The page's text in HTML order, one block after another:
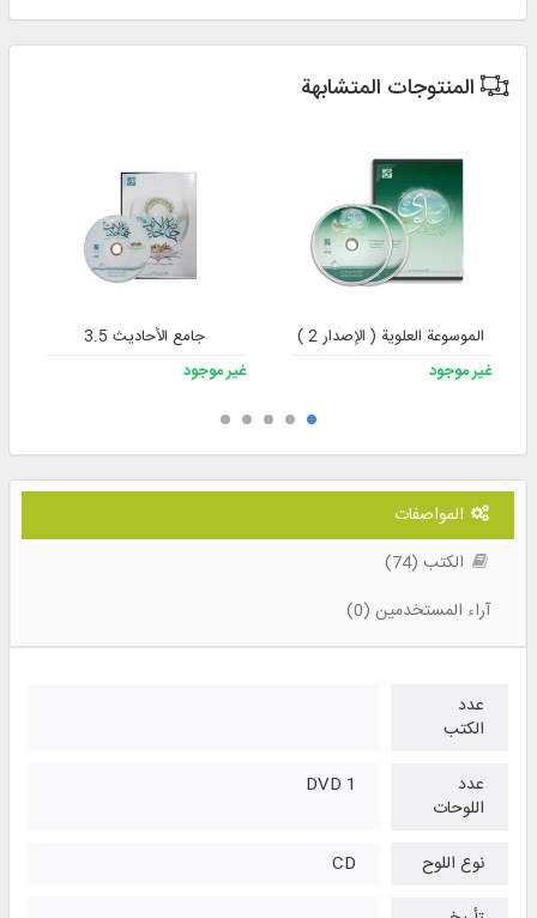
المنتوجات المتشابهة
الموسوعة العلوية ( الإصدار 2 )
غير موجود
جامع الأحاديث 3.5
غير موجود
المواصفات
الكتب (74)
آراء المستخدمين (0)
عدد
الكتب
عدد
اللوحات
1 DVD
نوع اللوح
CD